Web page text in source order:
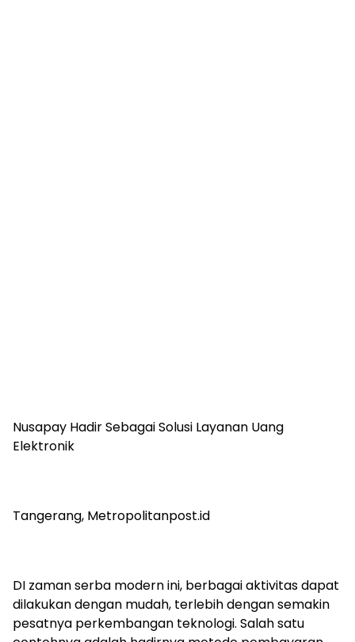
Nusapay Hadir Sebagai Solusi Layanan Uang
Elektronik
Tangerang, Metropolitanpost.id
DI zaman serba modern ini, berbagai aktivitas dapat
dilakukan dengan mudah, terlebih dengan semakin
pesatnya perkembangan teknologi. Salah satu